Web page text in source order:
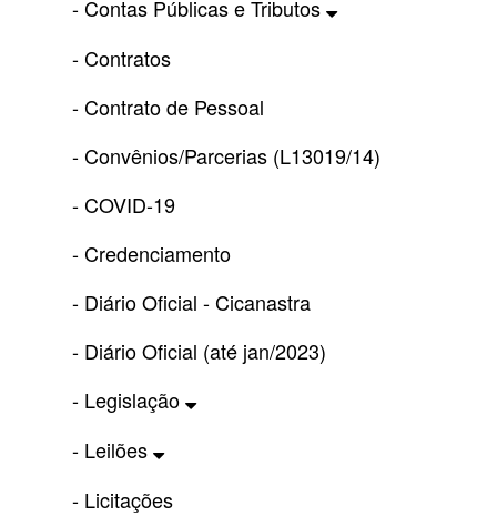
- Contas Públicas e Tributos
- Contratos
- Contrato de Pessoal
- Convênios/Parcerias (L13019/14)
- COVID-19
- Credenciamento
- Diário Oficial - Cicanastra
- Diário Oficial (até jan/2023)
- Legislação
- Leilões
- Licitações